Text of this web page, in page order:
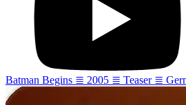
Batman Begins ≣ 2005 ≣ Teaser ≣